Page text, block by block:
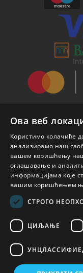
Ова веб
Користимо колачиће
анализирамо наш
вашем коришћењу
оглашавање и
информацијама које
вашим коришћењем
СТРОГО
ЦИЉАЊЕ